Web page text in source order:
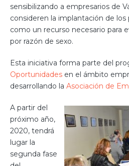
sensibilizando a empresarios de
consideren la implantación de los
como un recurso necesario para
por razón de sexo.
Esta iniciativa forma parte del
Oportunidades en el ámbito
desarrollando la Asociación de
A partir del
próximo año,
2020, tendrá
lugar la
segunda fase